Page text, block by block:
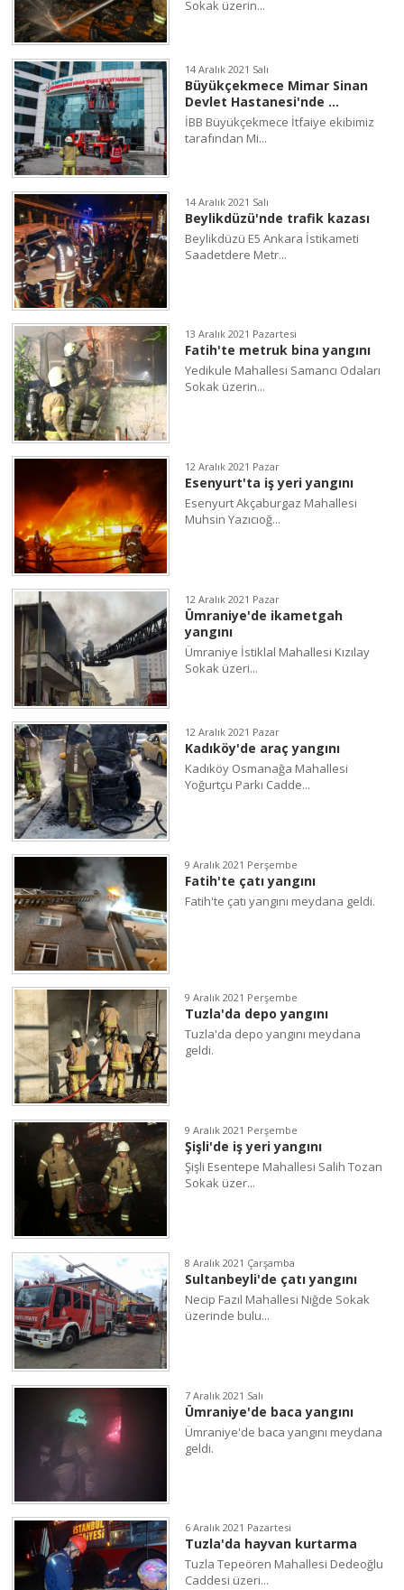
Sokak üzerin...
14 Aralık 2021 Salı
Büyükçekmece Mimar Sinan
Devlet Hastanesi'nde ...
İBB Büyükçekmece İtfaiye ekibimiz
tarafından Mi...
14 Aralık 2021 Salı
Beylikdüzü'nde trafik kazası
Beylikdüzü E5 Ankara İstikameti
Saadetdere Metr...
13 Aralık 2021 Pazartesi
Fatih'te metruk bina yangını
Yedikule Mahallesi Samancı Odaları
Sokak üzerin...
12 Aralık 2021 Pazar
Esenyurt'ta iş yeri yangını
Esenyurt Akçaburgaz Mahallesi
Muhsin Yazıcıoğ...
12 Aralık 2021 Pazar
Ümraniye'de ikametgah
yangını
Ümraniye İstiklal Mahallesi Kızılay
Sokak üzeri...
12 Aralık 2021 Pazar
Kadıköy'de araç yangını
Kadıköy Osmanağa Mahallesi
Yoğurtçu Parkı Cadde...
9 Aralık 2021 Perşembe
Fatih'te çatı yangını
Fatih'te çatı yangını meydana geldi.
9 Aralık 2021 Perşembe
Tuzla'da depo yangını
Tuzla'da depo yangını meydana
geldi.
9 Aralık 2021 Perşembe
Şişli'de iş yeri yangını
Şişli Esentepe Mahallesi Salih Tozan
Sokak üzer...
8 Aralık 2021 Çarşamba
Sultanbeyli'de çatı yangını
Necip Fazıl Mahallesi Niğde Sokak
üzerinde bulu...
7 Aralık 2021 Salı
Ümraniye'de baca yangını
Ümraniye'de baca yangını meydana
geldi.
6 Aralık 2021 Pazartesi
Tuzla'da hayvan kurtarma
Tuzla Tepeören Mahallesi Dedeoğlu
Caddesi üzeri...